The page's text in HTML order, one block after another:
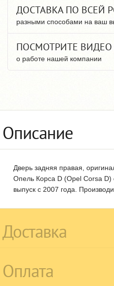
ДОСТАВКА ПО ВСЕЙ
разными способами на ваш
ПОСМОТРИТЕ ВИДЕО
о работе нашей компании
Описание
Дверь задняя правая,
Опель Корса D (Opel Corsa D)
выпуск с 2007 года.
Доставка
Оплата